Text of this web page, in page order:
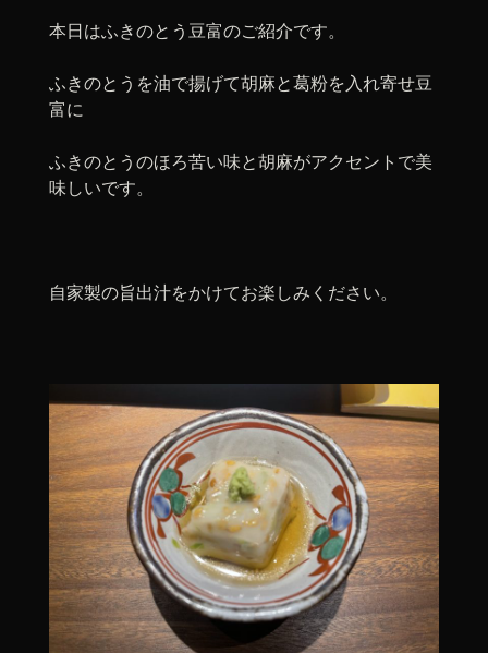
本日はふきのとう豆富のご紹介です。
ふきのとうを油で揚げて胡麻と葛粉を入れ寄せ豆
富に
ふきのとうのほろ苦い味と胡麻がアクセントで美
味しいです。
自家製の旨出汁をかけてお楽しみください。